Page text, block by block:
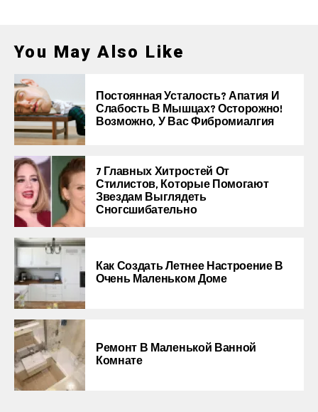
You May Also Like
Постоянная Усталость? Апатия И
Слабость В Мышцах? Осторожно!
Возможно, У Вас Фибромиалгия
7 Главных Хитростей От
Стилистов, Которые Помогают
Звездам Выглядеть
Сногсшибательно
Как Создать Летнее Настроение В
Очень Маленьком Доме
Ремонт В Маленькой Ванной
Комнате